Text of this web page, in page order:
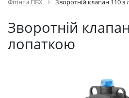
Фітінги ПВХ
Зворотній клапан 110 з
Зворотній
лопаткою